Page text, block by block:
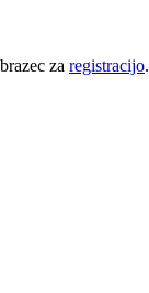
za registracijo.